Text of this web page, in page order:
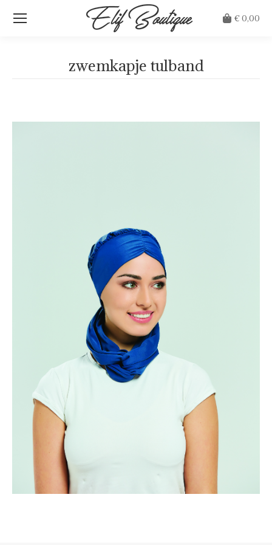
€0,00
zwemkapje tulband